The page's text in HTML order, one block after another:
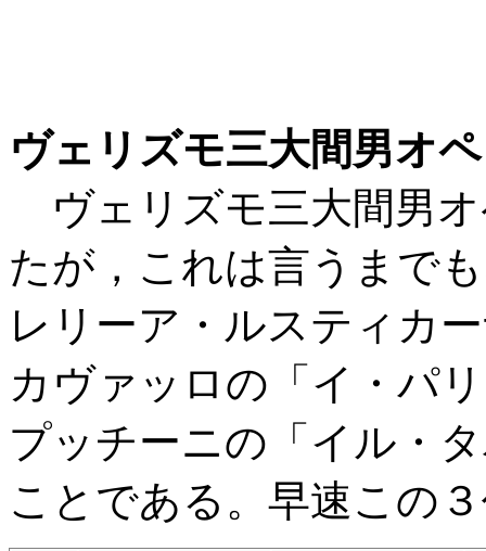
ヴェリズモ三大間男オ
ヴェリズモ三大間男
たが，これは言うまで
レリーア・ルスティカ
カヴァッロの「イ・パ
プッチーニの「イル・
ことである。早速この